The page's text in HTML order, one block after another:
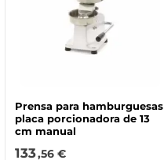
Prensa para hamburguesas
placa porcionadora de 13
cm manual
133,56 €